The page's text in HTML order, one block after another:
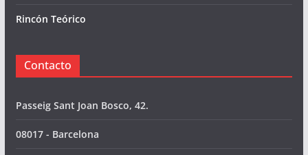
Rincón Teórico
Contacto
Passeig Sant Joan Bosco, 42.
08017 - Barcelona